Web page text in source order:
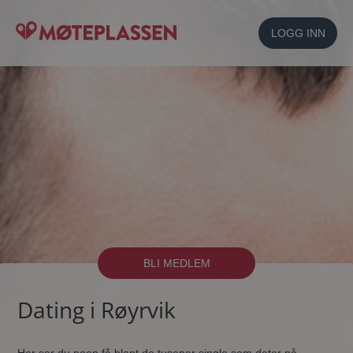
LOGG INN
BLI MEDLEM
Dating i Røyrvik